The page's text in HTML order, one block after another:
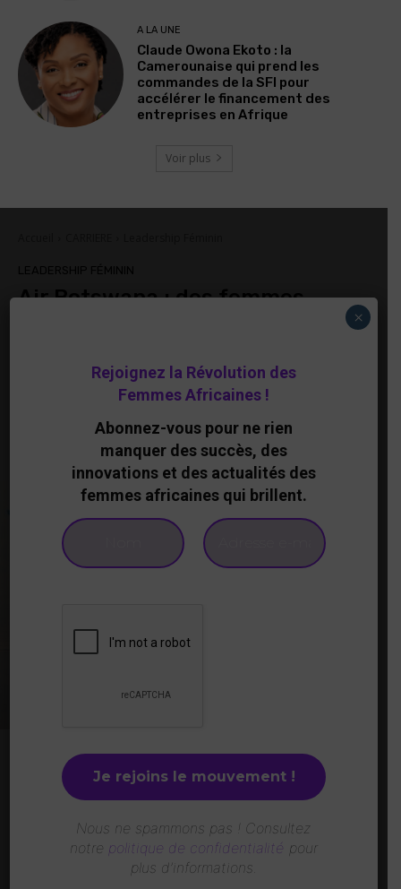
A LA UNE
Claude Owona Ekoto : la
Camerounaise qui prend les
commandes de la SFI pour
accélérer le financement des
entreprises en Afrique
Voir plus